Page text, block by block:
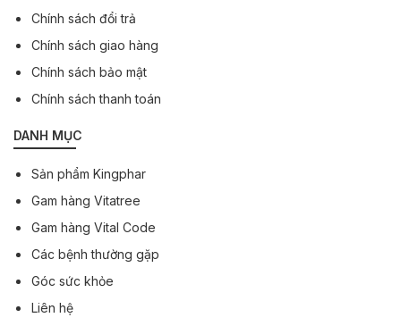
Chính sách đổi trả
Chính sách giao hàng
Chính sách bảo mật
Chính sách thanh toán
DANH MỤC
Sản phẩm Kingphar
Gam hàng Vitatree
Gam hàng Vital Code
Các bệnh thường gặp
Góc sức khỏe
Liên hệ